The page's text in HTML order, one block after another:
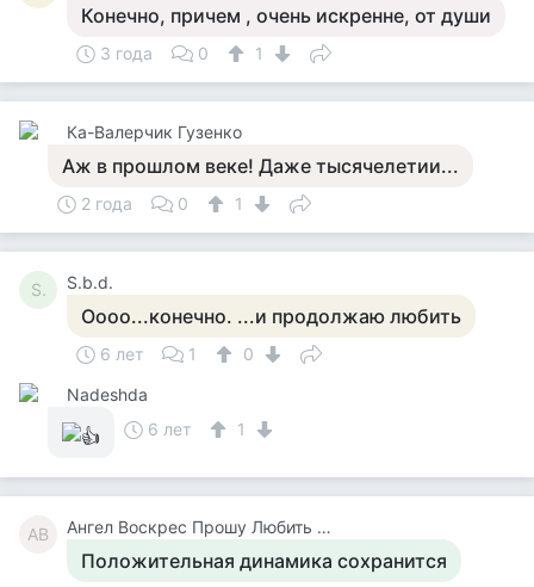
Конечно, причем , очень искренне, от души
3 года 0 1
Ка-Валерчик Гузенко
Аж в прошлом веке! Даже тысячелетии...
2 года 0 1
S. S.b.d.
Оооо...конечно. ...и продолжаю любить
6 лет 1
0
Nadeshda
6 лет
1
АВ Ангел Воскрес Прошу Любить И Жаловать
Положительная динамика сохранится